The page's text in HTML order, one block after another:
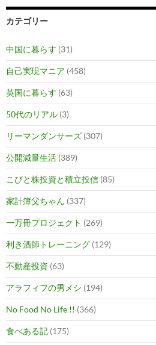
カテゴリー
中国に暮らす (31)
自己実現マニア (458)
英国に暮らす (63)
50代のリアル (3)
リーマンダンサーズ (307)
公開減量生活 (389)
こびと株投資と積立投信 (85)
家計簿父ちゃん (337)
一万冊プロジェクト (269)
利き酒師トレーニング (129)
不動産投資 (63)
アラフィフの男メシ (194)
No Food No Life !! (366)
食べある記 (175)